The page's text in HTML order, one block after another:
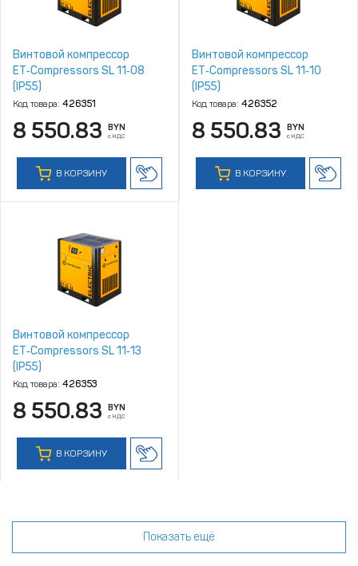
Винтовой компрессор
ET‑Compressors SL 11‑08
(IP55)
Код товара: 426351
8 550.83 BYN
с НДС
В КОРЗИНУ
Винтовой компрессор
ET‑Compressors SL 11‑10
(IP55)
Код товара: 426352
8 550.83 BYN
с НДС
В КОРЗИНУ
Винтовой компрессор
ET‑Compressors SL 11‑13
(IP55)
Код товара: 426353
8 550.83 BYN
с НДС
В КОРЗИНУ
Показать ещё